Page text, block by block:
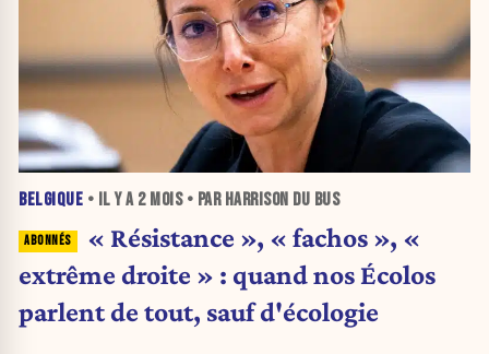
BELGIQUE • IL Y A 2 MOIS• PAR HARRISON DU BUS
« Résistance », « fachos », «
extrême droite » : quand nos Écolos
parlent de tout, sauf d'écologie